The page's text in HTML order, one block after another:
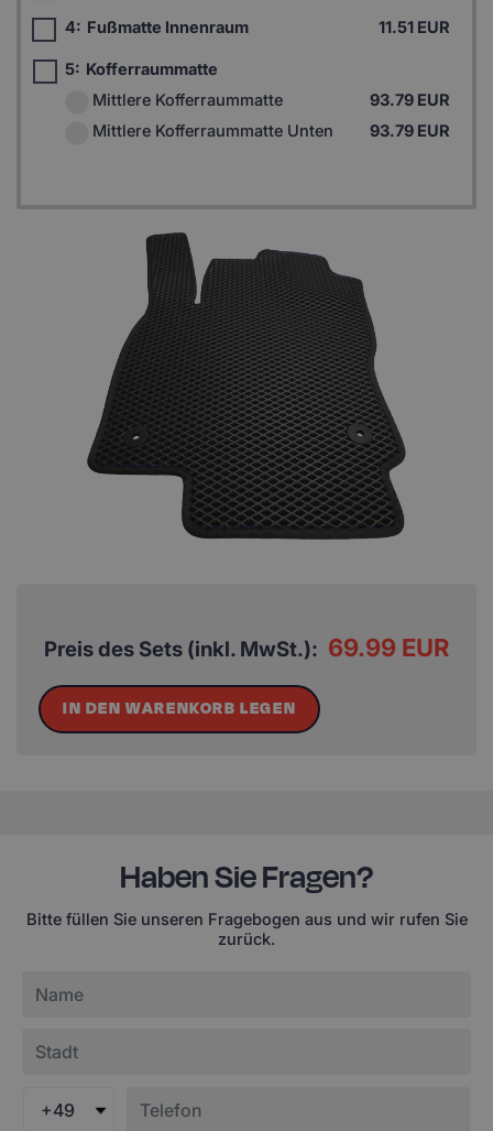
4: Fußmatte Innenraum 11.51 EUR
5: Kofferraummatte
Mittlere Kofferraummatte
93.79 EUR
Mittlere Kofferraummatte Unten
93.79 EUR
Preis des Sets (inkl. MwSt.): 69.99 EUR
IN DEN WARENKORB LEGEN
Haben Sie Fragen?
Bitte füllen Sie unseren Fragebogen aus und wir rufen Sie
zurück.
+49